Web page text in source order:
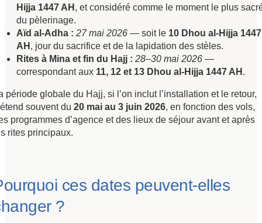
Hijja 1447 AH , et considéré comme le moment le plus
du pèlerinage.
Aïd al-Adha : 27 mai 2026 — soit le 10 Dhou al-Hijja 1447
AH , jour du sacrifice et de la lapidation des stèles.
Rites à Mina et fin du Hajj : 28–30 mai 2026 —
correspondant aux 11, 12 et 13 Dhou al-Hijja 1447 AH .
période globale du Hajj, si l’on inclut l’installation et le retour,
souvent du 20 mai au 3 juin 2026, en fonction des vols,
programmes d’agence et des lieux de séjour avant et après
rites principaux.
ces dates peuvent-elles
?